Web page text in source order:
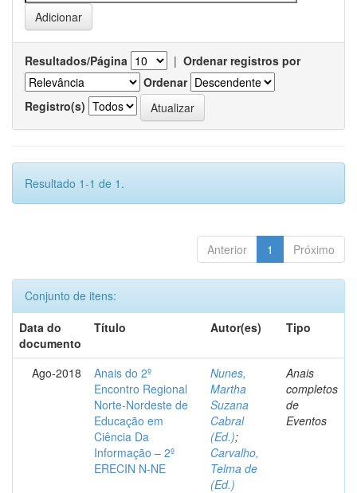
Resultados/Página | Ordenar registros por
Ordenar
Registro(s)
Resultado 1-1 de 1.
Anterior 1 Próximo
Conjunto de itens:
Data do
documento
Título Autor(es) Tipo
Ago-2018
Anais do 2º
Encontro Regional
Norte-Nordeste de
Educação em
Ciência Da
Informação – 2º
ERECIN N-NE
Nunes,
Martha
Suzana
Cabral
(Ed.);
Carvalho,
Telma de
(Ed.)
Anais
completos
de
Eventos